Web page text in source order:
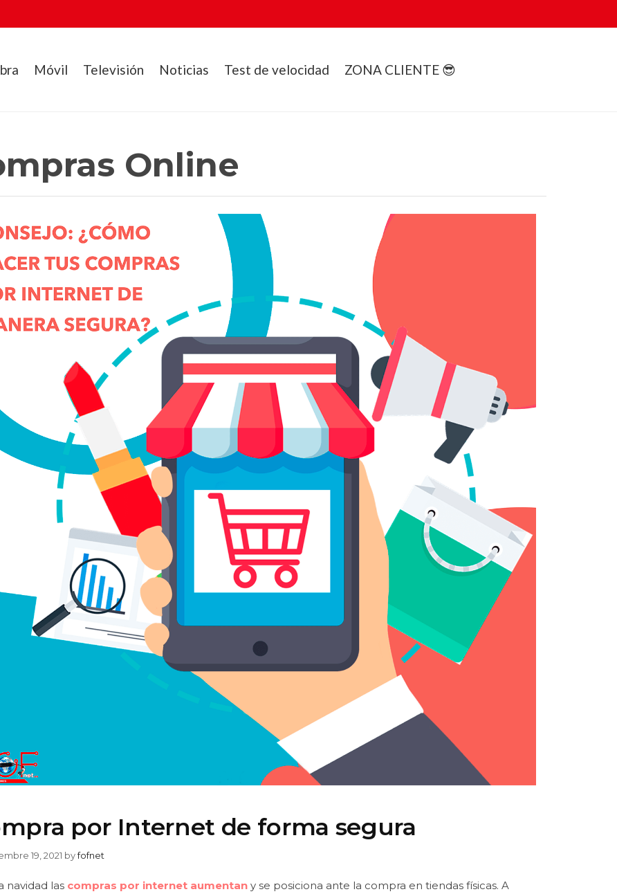
Móvil Televisión Noticias Test de velocidad ZONA CLIENTE 😎
Online
por Internet de forma segura
19, 2021 byfofnet
navidad las compras por internet aumentany se posiciona ante la compra en tiendas físicas. A